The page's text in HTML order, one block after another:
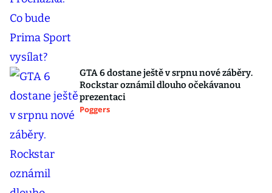
GTA 6 dostane ještě v srpnu nové záběry.
Rockstar oznámil dlouho očekávanou
prezentaci
Poggers